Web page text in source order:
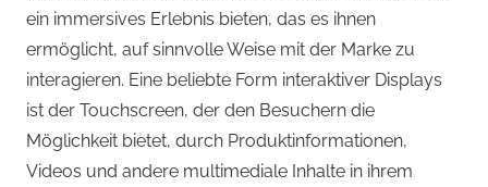
ein immersives Erlebnis bieten, das es ihnen
ermöglicht, auf sinnvolle Weise mit der Marke zu
interagieren. Eine beliebte Form interaktiver Displays
ist der Touchscreen, der den Besuchern die
Möglichkeit bietet, durch Produktinformationen,
Videos und andere multimediale Inhalte in ihrem